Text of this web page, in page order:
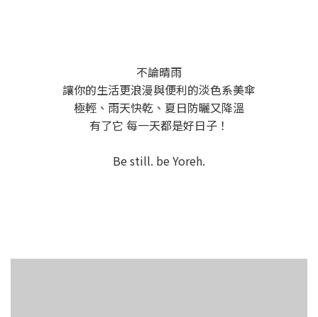
不論晴雨
讓你的生活更浪漫與便利的淡色系美傘
極輕、雨天快乾、夏日防曬又降溫
有了它 每一天都是好日子！
Be still. be Yoreh.